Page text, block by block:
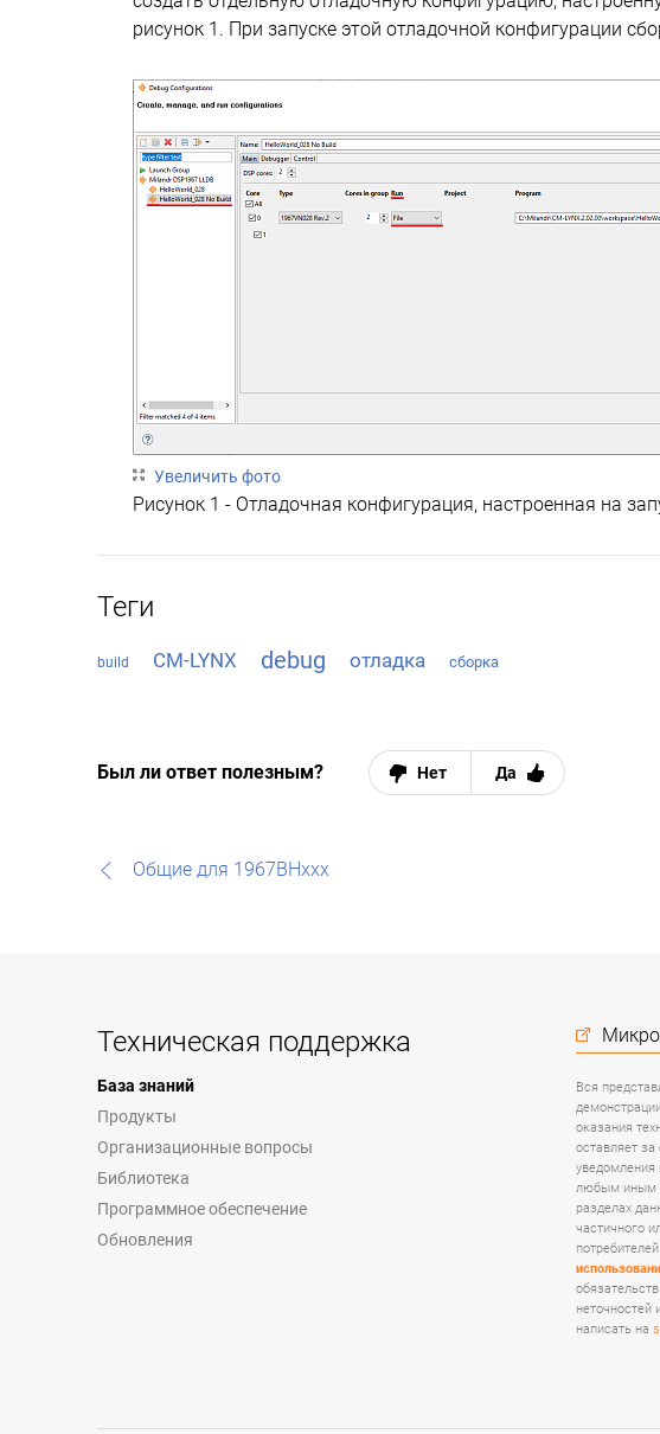
рисунок 1. При запуске этой отладочной конфигурации
Увеличить фото
Рисунок 1 - Отладочная конфигурация, настроенная на
Теги
build CM-LYNX debug отладка сборка
Был ли ответ полезным? Нет Да
Общие для 1967ВНххх
Техническая поддержка
База знаний
Продукты
Организационные вопросы
Библиотека
Программное обеспечение
Обновления
Вся
оказания
оставляет
уведомления
любым иным
разделах
частичного
написать на